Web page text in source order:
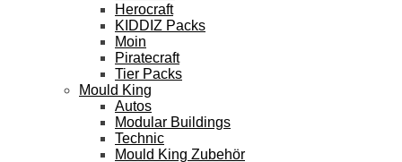
Herocraft
KIDDIZ Packs
Moin
Piratecraft
Tier Packs
Mould King
Autos
Modular Buildings
Technic
Mould King Zubehör